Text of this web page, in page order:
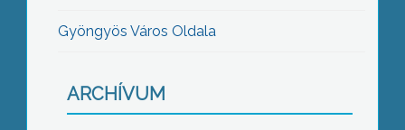
Gyöngyös Város Oldala
ARCHÍVUM